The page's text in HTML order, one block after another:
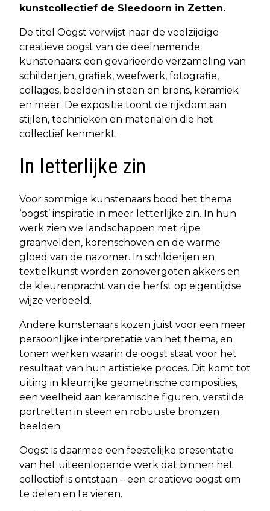
kunstcollectief de Sleedoorn in Zetten.
De titel Oogst verwijst naar de veelzijdige
creatieve oogst van de deelnemende
kunstenaars: een gevarieerde verzameling van
schilderijen, grafiek, weefwerk, fotografie,
collages, beelden in steen en brons, keramiek
en meer. De expositie toont de rijkdom aan
stijlen, technieken en materialen die het
collectief kenmerkt.
In letterlijke zin
Voor sommige kunstenaars bood het thema
‘oogst’ inspiratie in meer letterlijke zin. In hun
werk zien we landschappen met rijpe
graanvelden, korenschoven en de warme
gloed van de nazomer. In schilderijen en
textielkunst worden zonovergoten akkers en
de kleurenpracht van de herfst op eigentijdse
wijze verbeeld.
Andere kunstenaars kozen juist voor een meer
persoonlijke interpretatie van het thema, en
tonen werken waarin de oogst staat voor het
resultaat van hun artistieke proces. Dit komt tot
uiting in kleurrijke geometrische composities,
een veelheid aan keramische figuren, verstilde
portretten in steen en robuuste bronzen
beelden.
Oogst is daarmee een feestelijke presentatie
van het uiteenlopende werk dat binnen het
collectief is ontstaan – een creatieve oogst om
te delen en te vieren.